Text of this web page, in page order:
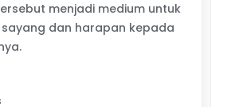
menjadi medium untuk
dan harapan kepada